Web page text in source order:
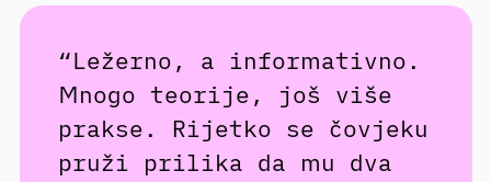
“Ležerno, a informativno.
Mnogo teorije, još više
prakse. Rijetko se čovjeku
pruži prilika da mu dva